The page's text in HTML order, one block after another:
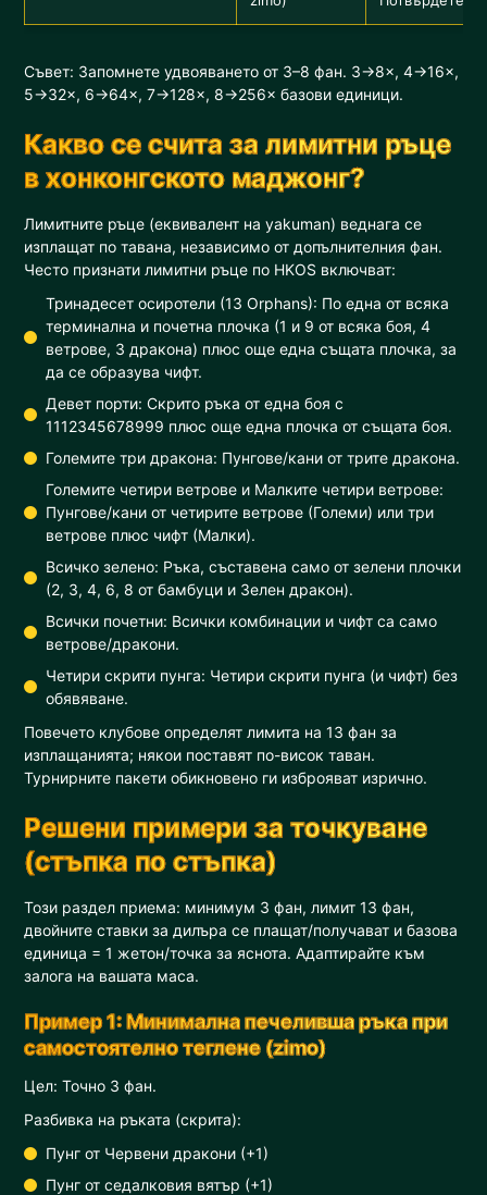
Съвет: Запомнете удвояването от 3–8 фан. 3→8×, 4→16×,
5→32×, 6→64×, 7→128×, 8→256× базови единици.
Какво се счита за лимитни ръце
в хонконгското маджонг?
Лимитните ръце (еквивалент на yakuman) веднага се
изплащат по тавана, независимо от допълнителния фан.
Често признати лимитни ръце по HKOS включват:
Тринадесет осиротели (13 Orphans): По една от всяка
терминална и почетна плочка (1 и 9 от всяка боя, 4
ветрове, 3 дракона) плюс още една същата плочка, за
да се образува чифт.
Девет порти: Скрито ръка от една боя с
1112345678999 плюс още една плочка от същата боя.
Големите три дракона: Пунгове/кани от трите дракона.
Големите четири ветрове и Малките четири ветрове:
Пунгове/кани от четирите ветрове (Големи) или три
ветрове плюс чифт (Малки).
Всичко зелено: Ръка, съставена само от зелени плочки
(2, 3, 4, 6, 8 от бамбуци и Зелен дракон).
Всички почетни: Всички комбинации и чифт са само
ветрове/дракони.
Четири скрити пунга: Четири скрити пунга (и чифт) без
обявяване.
Повечето клубове определят лимита на 13 фан за
изплащанията; някои поставят по-висок таван.
Турнирните пакети обикновено ги изброяват изрично.
Решени примери за точкуване
(стъпка по стъпка)
Този раздел приема: минимум 3 фан, лимит 13 фан,
двойните ставки за дилъра се плащат/получават и базова
единица = 1 жетон/точка за яснота. Адаптирайте към
залога на вашата маса.
Пример 1: Минимална печеливша ръка при
самостоятелно теглене (zimo)
Цел: Точно 3 фан.
Разбивка на ръката (скрита):
Пунг от Червени дракони (+1)
Пунг от седалковия вятър (+1)